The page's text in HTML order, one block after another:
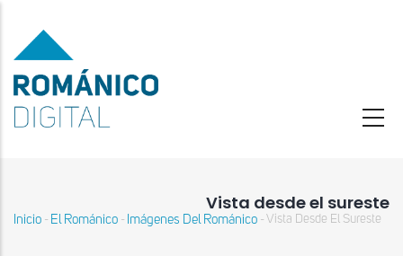
contenido
principal
Vista desde el sureste
Sobrescribir
Inicio - El Románico - Imágenes Del Románico - Vista Desde El Sureste